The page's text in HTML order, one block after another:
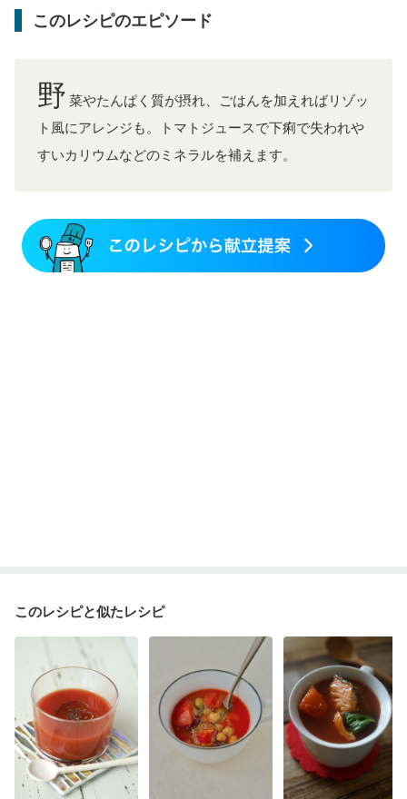
妊婦健診・血糖値が気になる（初期）
乾癬
貧血対策
ニキビ・肌荒れ 妊活中 更年期
このレシピのエピソード
野 菜やたんぱく質が摂れ、ごはんを加えればリゾッ
ト風にアレンジも。トマトジュースで下痢で失われや
すいカリウムなどのミネラルを補えます。
このレシピと似たレシピ